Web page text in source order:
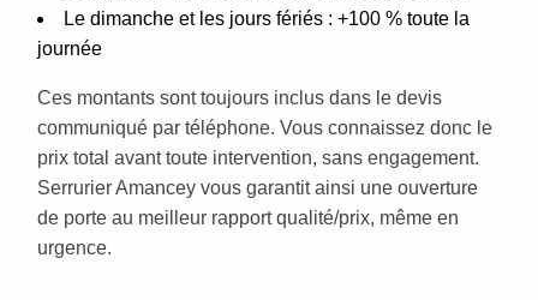
Le dimanche et les jours fériés : +100 % toute la
journée
Ces montants sont toujours inclus dans le devis
communiqué par téléphone. Vous connaissez donc le
prix total avant toute intervention, sans engagement.
Serrurier Amancey vous garantit ainsi une ouverture
de porte au meilleur rapport qualité/prix, même en
urgence.